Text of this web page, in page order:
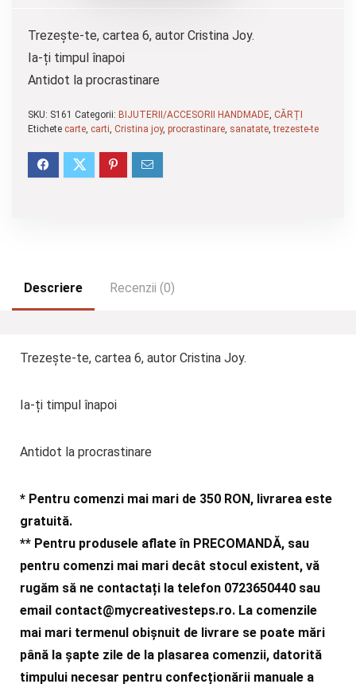
Trezește-te, cartea 6, autor Cristina Joy.
Ia-ți timpul înapoi
Antidot la procrastinare
SKU: S161 Categorii: BIJUTERII/ACCESORII HANDMADE, CĂRȚI
Etichete carte, carti, Cristina joy, procrastinare, sanatate,trezeste-te
Descriere Recenzii (0)
Trezește-te, cartea 6, autor Cristina Joy.
Ia-ți timpul înapoi
Antidot la procrastinare
* Pentru comenzi mai mari de 350 RON, livrarea este
gratuită.
** Pentru produsele aflate în PRECOMANDĂ, sau
pentru comenzi mai mari decât stocul existent, vă
rugăm să ne contactați la telefon 0723650440 sau
email contact@mycreativesteps.ro. La comenzile
mai mari termenul obișnuit de livrare se poate mări
până la șapte zile de la plasarea comenzii, datorită
timpului necesar pentru confecționării manuale a